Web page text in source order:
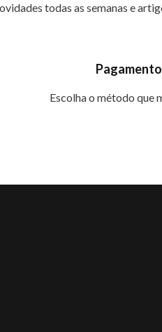
todas as semanas e
Escolha o método que